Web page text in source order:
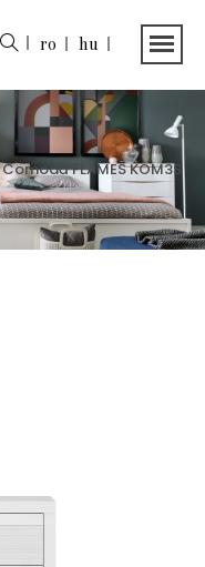
ro hu
Comodă FLAMES KOM3S